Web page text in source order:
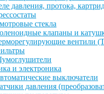
давления, протока,
стекла
клапаны и
вентили
и электроника
выключатели
давления